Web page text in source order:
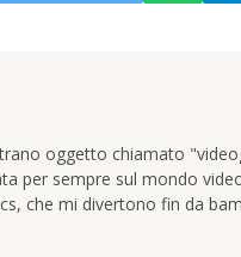
oggetto chiamato
per sempre sul mondo
che mi divertono fin da